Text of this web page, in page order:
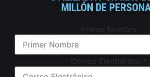
MILLÓN DE
Primer Nombre
Correo Electrónico *